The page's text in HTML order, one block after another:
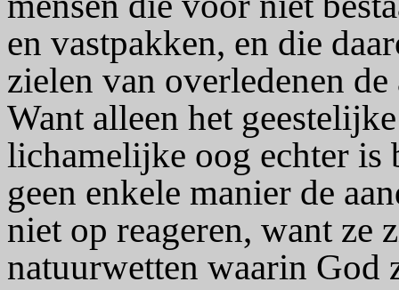
en vastpakken, en die
zielen van overledenen
Want alleen het
lichamelijke oog echter
geen enkele manier de
niet op reageren, want
natuurwetten waarin God